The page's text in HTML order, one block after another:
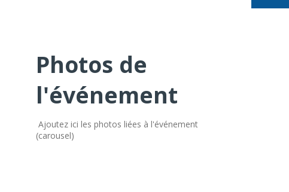
Photos de
l'événement
Ajoutez ici les photos liées à l'événement
(carousel)